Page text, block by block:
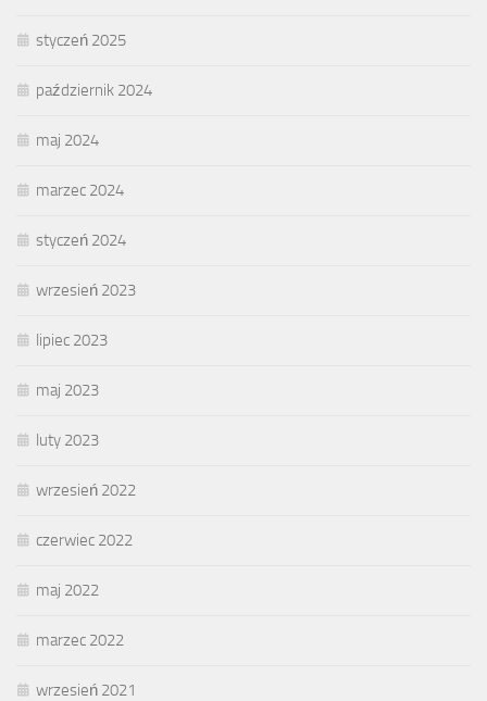
styczeń 2025
październik 2024
maj 2024
marzec 2024
styczeń 2024
wrzesień 2023
lipiec 2023
maj 2023
luty 2023
wrzesień 2022
czerwiec 2022
maj 2022
marzec 2022
wrzesień 2021